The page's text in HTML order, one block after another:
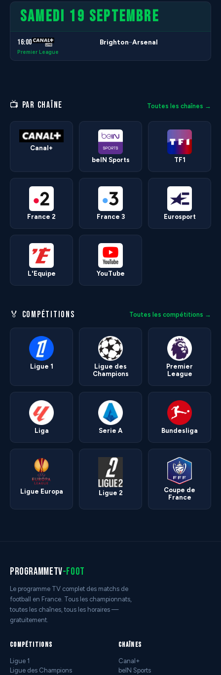
SAMEDI 19 SEPTEMBRE
16:00 Brighton–Arsenal
Premier League
📺 PAR CHAÎNE Toutes les chaînes →
Canal+
beIN Sports
TF1
France 2 France 3 Eurosport
L'Equipe YouTube
🏅 COMPÉTITIONS Toutes les compétitions →
Ligue 1
Ligue des
Champions
Premier
League
Liga Serie A Bundesliga
Ligue Europa Ligue 2
Coupe de
France
programmetv-foot
Le programme TV complet des matchs de
football en France. Tous les championnats,
toutes les chaînes, tous les horaires —
gratuitement.
COMPÉTITIONS
Ligue 1
Ligue des Champions
CHAÎNES
Canal+
beIN Sports